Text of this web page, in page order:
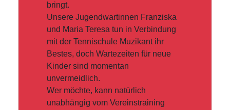
bringt.
Unsere Jugendwartinnen Franziska
und Maria Teresa tun in Verbindung
mit der Tennischule Muzikant ihr
Bestes, doch Wartezeiten für neue
Kinder sind momentan
unvermeidlich.
Wer möchte, kann natürlich
unabhängig vom Vereinstraining